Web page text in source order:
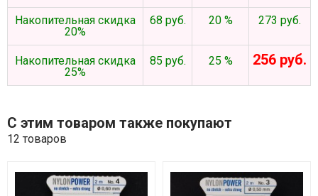
Накопительная скидка
20%
68 руб. 20 % 273 руб.
Накопительная скидка
25%
85 руб. 25 % 256 руб.
С этим товаром также покупают
12 товаров